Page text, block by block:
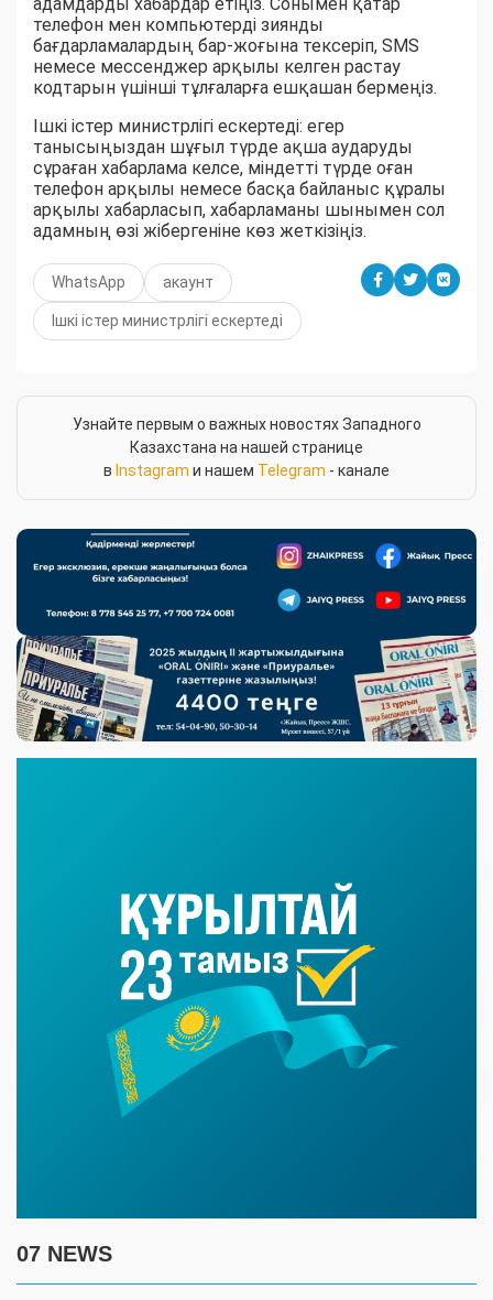
адамдарды хабардар етіңіз. Сонымен қатар
телефон мен компьютерді зиянды
бағдарламалардың бар-жоғына тексеріп, SMS
немесе мессенджер арқылы келген растау
кодтарын үшінші тұлғаларға ешқашан бермеңіз.
Ішкі істер министрлігі ескертеді: егер
танысыңыздан шұғыл түрде ақша аударуды
сұраған хабарлама келсе, міндетті түрде оған
телефон арқылы немесе басқа байланыс құралы
арқылы хабарласып, хабарламаны шынымен сол
адамның өзі жібергеніне көз жеткізіңіз.
WhatsApp акаунт
Ішкі істер министрлігі ескертеді
Узнайте первым о важных новостях Западного
Казахстана на нашей странице
в Instagram и нашем Telegram - канале
07 NEWS